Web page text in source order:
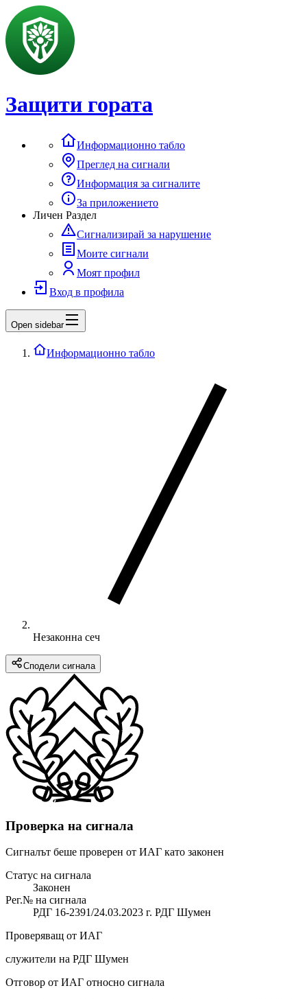
Защити гората
Информационно табло
Преглед на сигнали
Информация за сигналите
За приложението
Личен Раздел
Сигнализирай за нарушение
Моите сигнали
Моят профил
Вход в профила
Open sidebar
Информационно табло
Незаконна сеч
Сподели сигнала
Проверка на сигнала
Сигналът беше проверен от ИАГ като законен
Статус на сигнала
Законен
Рег.№ на сигнала
РДГ 16-2391/24.03.2023 г. РДГ Шумен
Проверяващ от ИАГ
служители на РДГ Шумен
Отговор от ИАГ относно сигнала